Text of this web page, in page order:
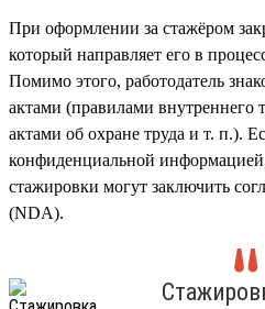
При оформлении за стажёром
который направляет его в
Помимо этого, работодатель
актами (правилами внутреннего
актами об охране труда и т. п.).
конфиденциальной
стажировки могут заключить
(NDA).